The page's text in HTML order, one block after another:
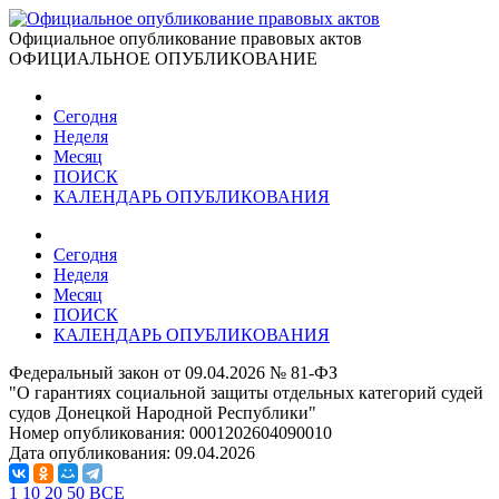
Официальное опубликование правовых актов
ОФИЦИАЛЬНОЕ ОПУБЛИКОВАНИЕ
Сегодня
Неделя
Месяц
ПОИСК
КАЛЕНДАРЬ ОПУБЛИКОВАНИЯ
Сегодня
Неделя
Месяц
ПОИСК
КАЛЕНДАРЬ ОПУБЛИКОВАНИЯ
Федеральный закон от 09.04.2026 № 81-ФЗ
"О гарантиях социальной защиты отдельных категорий судей
судов Донецкой Народной Республики"
Номер опубликования: 0001202604090010
Дата опубликования: 09.04.2026
1 10 20 50 ВСЕ